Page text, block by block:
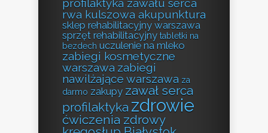
profilaktyka zawału serca
rwa kulszowa akupunktura
sklep rehabilitacyjny warszawa
sprzęt rehabilitacyjny tabletki na
bezdech uczulenie na mleko
zabiegi kosmetyczne
warszawa zabiegi
nawilżające warszawa za
darmo zakupy zawał serca
profilaktyka zdrowie
ćwiczenia zdrowy